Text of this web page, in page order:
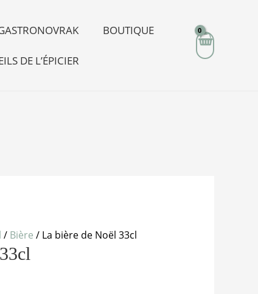
BOUTIQUE
DE L’ÉPICIER
/ Bière / La bière de Noël 33cl